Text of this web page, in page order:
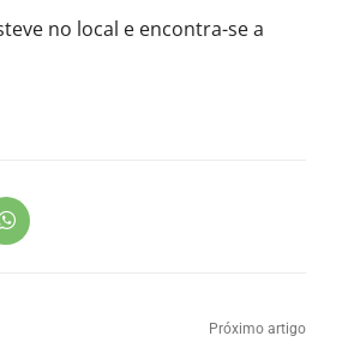
no local e encontra-se a
Próximo artigo